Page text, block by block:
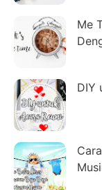
Me
DIY